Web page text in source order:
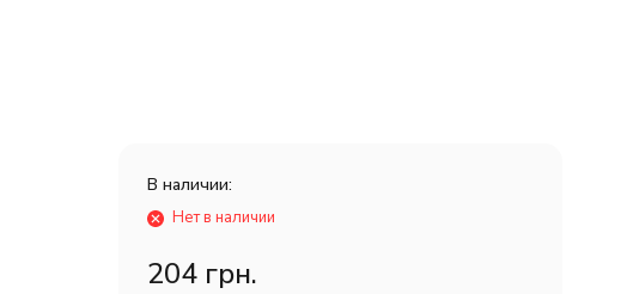
В наличии:
Нет в наличии
204 грн.